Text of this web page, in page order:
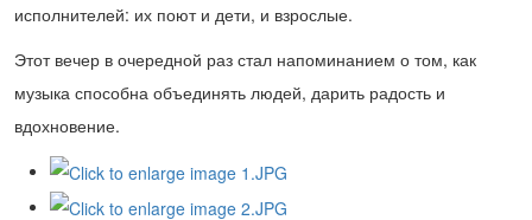
исполнителей: их поют и дети, и взрослые.
Этот вечер в очередной раз стал напоминанием о том, как
музыка способна объединять людей, дарить радость и
вдохновение.